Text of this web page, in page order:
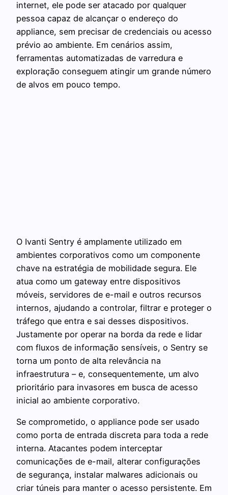
internet, ele pode ser atacado por qualquer
pessoa capaz de alcançar o endereço do
appliance, sem precisar de credenciais ou acesso
prévio ao ambiente. Em cenários assim,
ferramentas automatizadas de varredura e
exploração conseguem atingir um grande número
de alvos em pouco tempo.
O Ivanti Sentry é amplamente utilizado em
ambientes corporativos como um componente
chave na estratégia de mobilidade segura. Ele
atua como um gateway entre dispositivos
móveis, servidores de e-mail e outros recursos
internos, ajudando a controlar, filtrar e proteger o
tráfego que entra e sai desses dispositivos.
Justamente por operar na borda da rede e lidar
com fluxos de informação sensíveis, o Sentry se
torna um ponto de alta relevância na
infraestrutura – e, consequentemente, um alvo
prioritário para invasores em busca de acesso
inicial ao ambiente corporativo.
Se comprometido, o appliance pode ser usado
como porta de entrada discreta para toda a rede
interna. Atacantes podem interceptar
comunicações de e-mail, alterar configurações
de segurança, instalar malwares adicionais ou
criar túneis para manter o acesso persistente. Em